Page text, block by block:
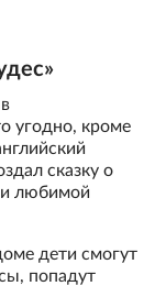
угодно, кроме
сказку о
и любимой
дети смогут
попадут